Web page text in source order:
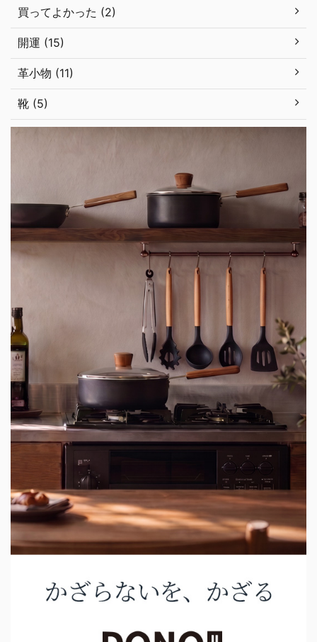
買ってよかった (2)
開運 (15)
革小物 (11)
靴 (5)